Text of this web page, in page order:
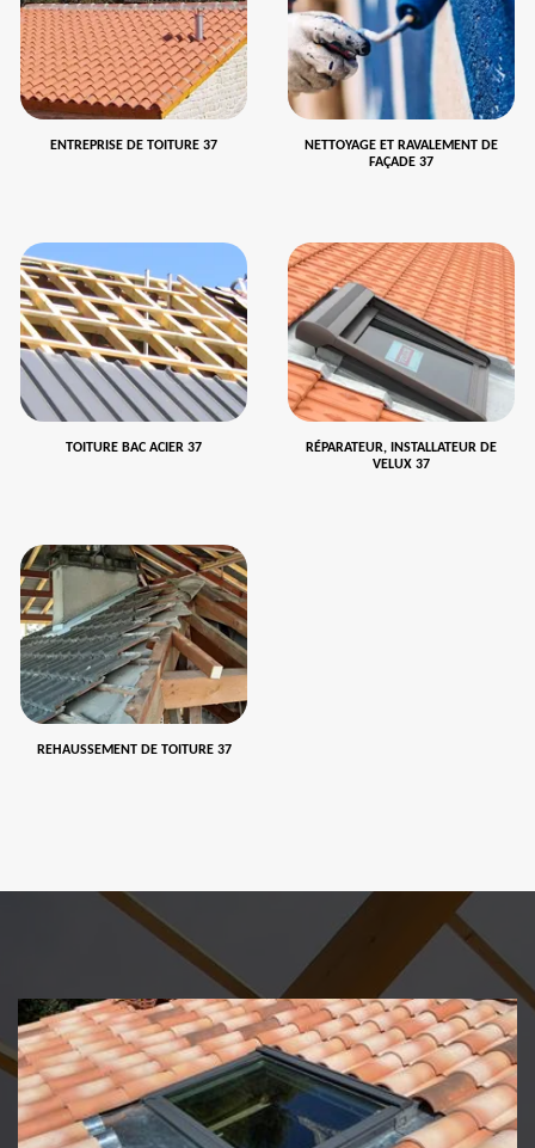
ENTREPRISE DE TOITURE 37
NETTOYAGE ET RAVALEMENT DE
FAÇADE 37
TOITURE BAC ACIER 37
RÉPARATEUR, INSTALLATEUR DE
VELUX 37
REHAUSSEMENT DE TOITURE 37